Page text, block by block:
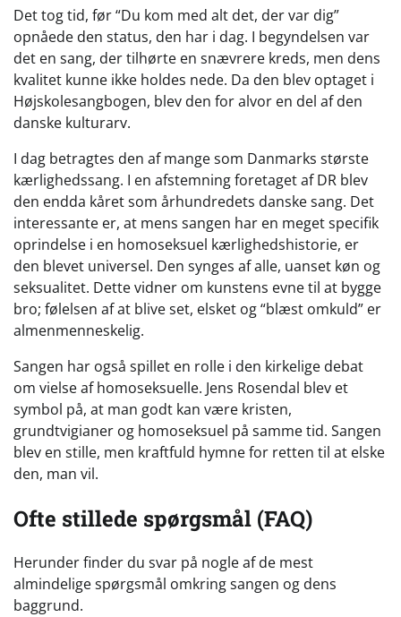
Det tog tid, før “Du kom med alt det, der var dig”
opnåede den status, den har i dag. I begyndelsen var
det en sang, der tilhørte en snævrere kreds, men dens
kvalitet kunne ikke holdes nede. Da den blev optaget i
Højskolesangbogen, blev den for alvor en del af den
danske kulturarv.
I dag betragtes den af mange som Danmarks største
kærlighedssang. I en afstemning foretaget af DR blev
den endda kåret som århundredets danske sang. Det
interessante er, at mens sangen har en meget specifik
oprindelse i en homoseksuel kærlighedshistorie, er
den blevet universel. Den synges af alle, uanset køn og
seksualitet. Dette vidner om kunstens evne til at bygge
bro; følelsen af at blive set, elsket og “blæst omkuld” er
almenmenneskelig.
Sangen har også spillet en rolle i den kirkelige debat
om vielse af homoseksuelle. Jens Rosendal blev et
symbol på, at man godt kan være kristen,
grundtvigianer og homoseksuel på samme tid. Sangen
blev en stille, men kraftfuld hymne for retten til at elske
den, man vil.
Ofte stillede spørgsmål (FAQ)
Herunder finder du svar på nogle af de mest
almindelige spørgsmål omkring sangen og dens
baggrund.